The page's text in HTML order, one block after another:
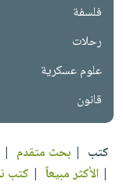
فلسفة
رحلات
علوم عسكرية
قانون
كتب | بحث متقدم |
| الأكثر مبيعاً | كتب